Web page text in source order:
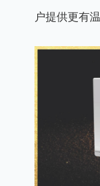
户提供更有